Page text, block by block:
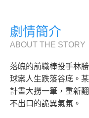
劇情簡介
ABOUT THE STORY
落魄的前職棒投手林
球案人生跌落谷底。
計畫大撈一筆，重新
不出口的詭異氣氛。